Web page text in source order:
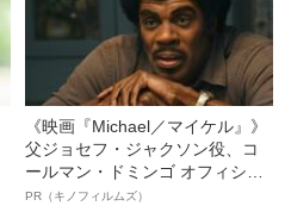
《映画『Michael／マイケル』》
父ジョセフ・ジャクソン役、コ
ールマン・ドミンゴ オフィシャ
ルインタビュー“観客を魅了した
PR（キノフィルムズ）